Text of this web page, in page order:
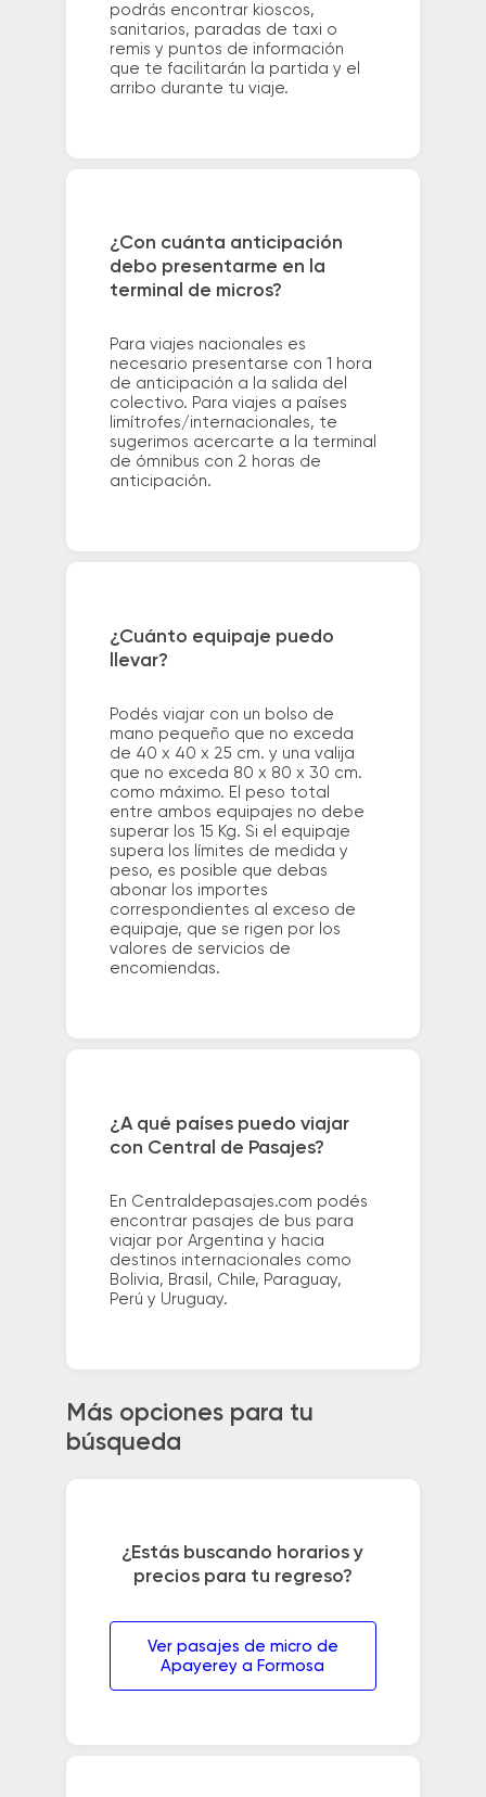
podrás encontrar kioscos,
sanitarios, paradas de taxi o
remis y puntos de información
que te facilitarán la partida y el
arribo durante tu viaje.
¿Con cuánta anticipación
debo presentarme en la
terminal de micros?
Para viajes nacionales es
necesario presentarse con 1 hora
de anticipación a la salida del
colectivo. Para viajes a países
limítrofes/internacionales, te
sugerimos acercarte a la terminal
de ómnibus con 2 horas de
anticipación.
¿Cuánto equipaje puedo
llevar?
Podés viajar con un bolso de
mano pequeño que no exceda
de 40 x 40 x 25 cm. y una valija
que no exceda 80 x 80 x 30 cm.
como máximo. El peso total
entre ambos equipajes no debe
superar los 15 Kg. Si el equipaje
supera los límites de medida y
peso, es posible que debas
abonar los importes
correspondientes al exceso de
equipaje, que se rigen por los
valores de servicios de
encomiendas.
¿A qué países puedo viajar
con Central de Pasajes?
En Centraldepasajes.com podés
encontrar pasajes de bus para
viajar por Argentina y hacia
destinos internacionales como
Bolivia, Brasil, Chile, Paraguay,
Perú y Uruguay.
Más opciones para tu
búsqueda
¿Estás buscando horarios y
precios para tu regreso?
Ver pasajes de micro de
Apayerey a Formosa